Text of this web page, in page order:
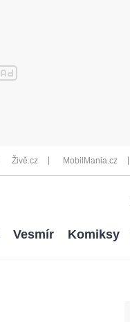
Živě.cz MobilMania.cz
Vesmír Komiksy